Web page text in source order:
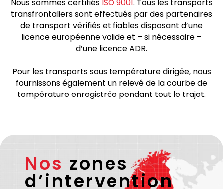
Remarque
Nous sommes certifiésISO 9001. Tous les transports
de transport vérifiés et fiables disposant d’une
licence européenne valide et – si nécessaire –
d’une licence ADR.